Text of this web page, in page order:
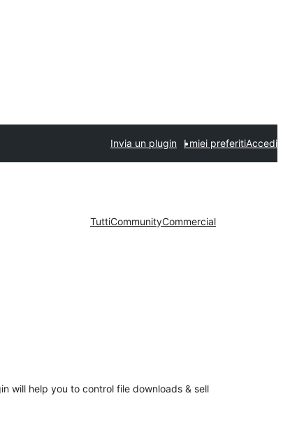
Invia un plugin I miei preferitiAccedi
TuttiCommunityCommercial
will help you to control file downloads & sell